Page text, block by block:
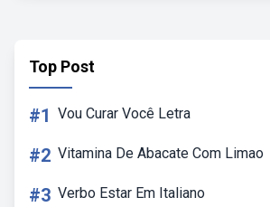
Top Post
#1 Vou Curar Você Letra
#2 Vitamina De Abacate Com Limao
#3 Verbo Estar Em Italiano